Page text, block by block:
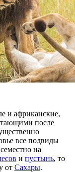
и африканские,
после
все подвиды
на
и пустынь, то
от Сахары.